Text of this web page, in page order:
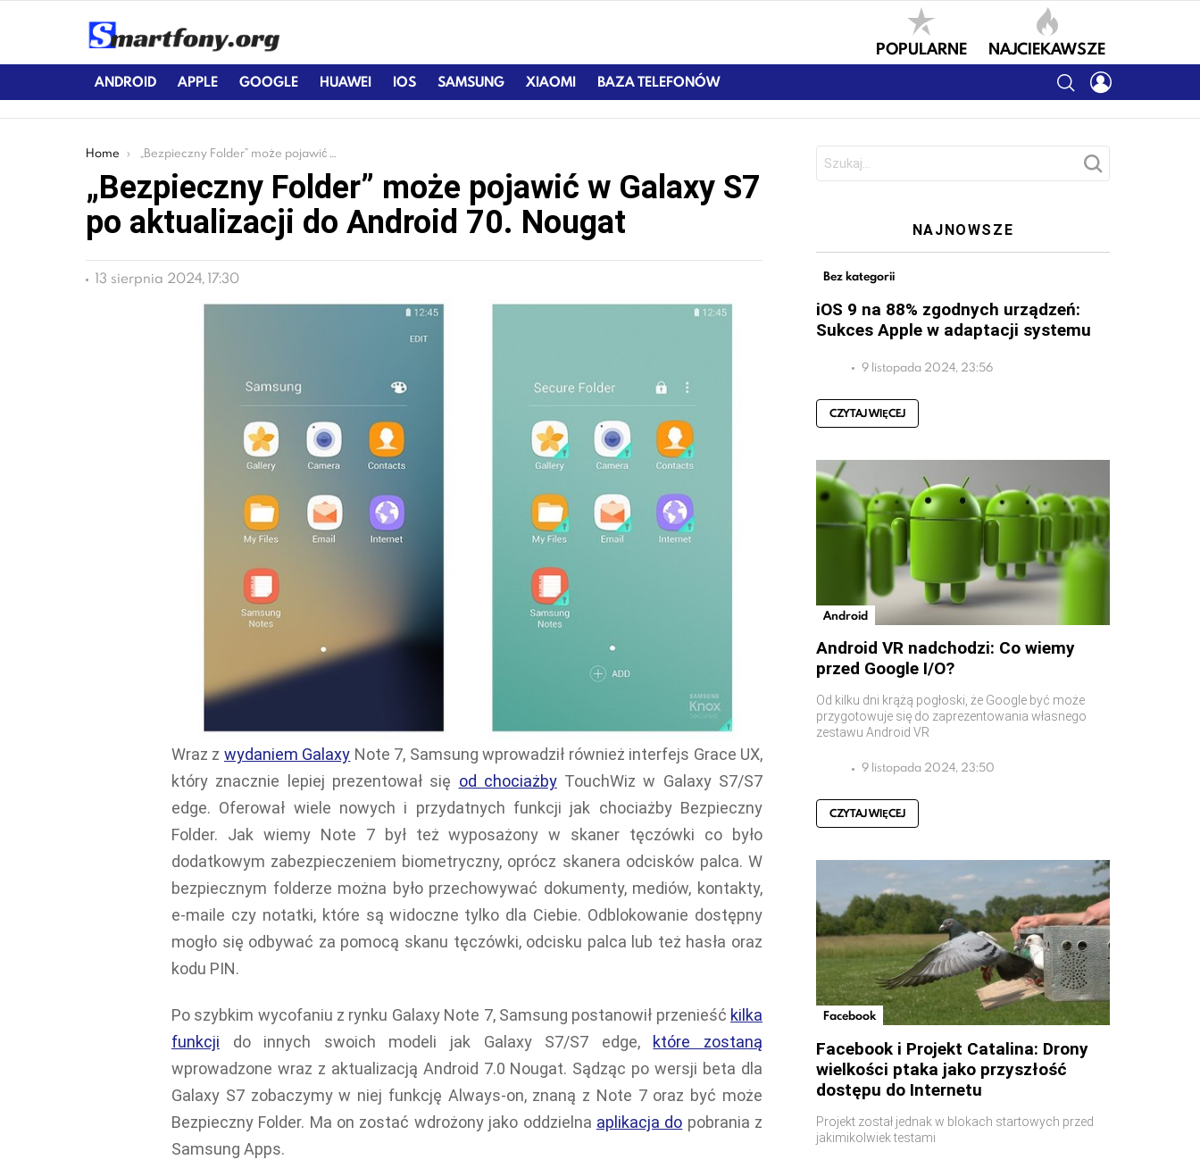
POPULARNE NAJCIEKAWSZE
ANDROID APPLE GOOGLE HUAWEI IOS SAMSUNG XIAOMI BAZA TELEFONÓW SEARCH
You are here:
Home „Bezpieczny Folder” może pojawić w Galaxy S7 po aktualizacji do Android 70. Nougat
„Bezpieczny Folder” może pojawić w Galaxy S7
po aktualizacji do Android 70. Nougat
13 sierpnia 2024, 17:30
Wraz z wydaniem Galaxy Note 7, Samsung wprowadził również interfejs Grace UX,
który znacznie lepiej prezentował się od chociażbyTouchWiz w Galaxy S7/S7
edge. Oferował wiele nowych i przydatnych funkcji jak chociażby Bezpieczny
Folder. Jak wiemy Note 7 był też wyposażony w skaner tęczówki co było
dodatkowym zabezpieczeniem biometryczny, oprócz skanera odcisków palca. W
bezpiecznym folderze można było przechowywać dokumenty, mediów, kontakty,
e-maile czy notatki, które są widoczne tylko dla Ciebie. Odblokowanie dostępny
mogło się odbywać za pomocą skanu tęczówki, odcisku palca lub też hasła oraz
kodu PIN.
Po szybkim wycofaniu z rynku Galaxy Note 7, Samsung postanowił przenieść kilka
funkcji do innych swoich modeli jak Galaxy S7/S7 edge, które zostaną
wprowadzone wraz z aktualizacją Android 7.0 Nougat. Sądząc po wersji beta dla
Galaxy S7 zobaczymy w niej funkcję Always-on, znaną z Note 7 oraz być może
Bezpieczny Folder. Ma on zostać wdrożony jako oddzielna aplikacja do pobrania z
Samsung Apps.
NAJNOWSZE
Bez kategorii
iOS 9 na 88% zgodnych urządzeń:
Sukces Apple w adaptacji systemu
9 listopada 2024, 23:56
CZYTAJ WIĘCEJ
Android
Android VR nadchodzi: Co wiemy
przed Google I/O?
Od kilku dni krążą pogłoski, że Google być może
przygotowuje się do zaprezentowania własnego
zestawu Android VR
9 listopada 2024, 23:50
CZYTAJ WIĘCEJ
Facebook
Facebook i Projekt Catalina: Drony
wielkości ptaka jako przyszłość
dostępu do Internetu
Projekt został jednak w blokach startowych przed
jakimikolwiek testami